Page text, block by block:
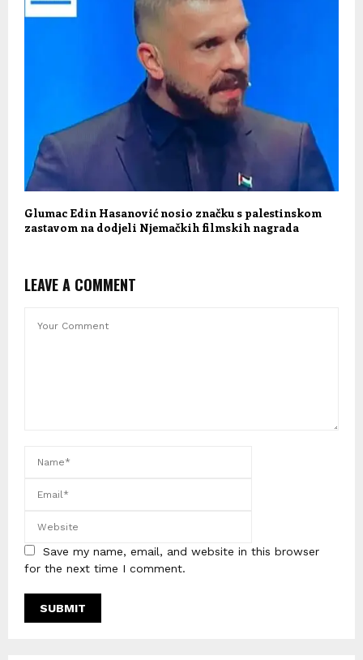
Glumac Edin Hasanović nosio značku s palestinskom
zastavom na dodjeli Njemačkih filmskih nagrada
LEAVE A COMMENT
Save my name, email, and website in this browser
for the next time I comment.